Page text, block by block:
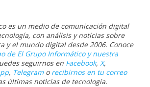
es un medio de comunicación digital
con análisis y noticias sobre
y el mundo digital desde 2006. Conoce
de El Grupo Informático y nuestra
seguirnos en Facebook, X,
, Telegramo recibirnos en tu correo
últimas noticias de tecnología.